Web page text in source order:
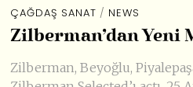
ÇAĞDAŞ SANAT / NEWS
Zilberman’dan Yeni
Zilberman, Beyoğlu,